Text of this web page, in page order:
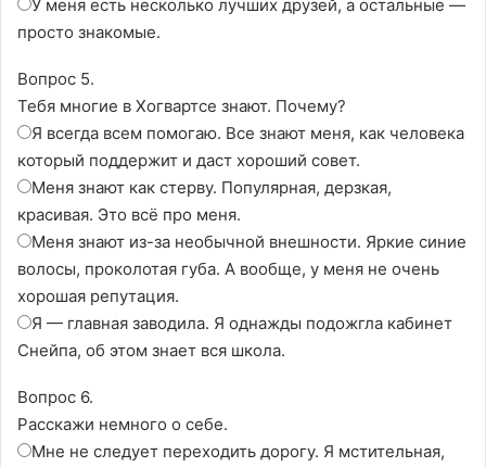
У меня есть несколько лучших друзей, а остальные —
просто знакомые.
Вопрос 5.
Тебя многие в Хогвартсе знают. Почему?
Я всегда всем помогаю. Все знают меня, как человека
который поддержит и даст хороший совет.
Меня знают как стерву. Популярная, дерзкая,
красивая. Это всë про меня.
Меня знают из-за необычной внешности. Яркие синие
волосы, проколотая губа. А вообще, у меня не очень
хорошая репутация.
Я — главная заводила. Я однажды подожгла кабинет
Снейпа, об этом знает вся школа.
Вопрос 6.
Расскажи немного о себе.
Мне не следует переходить дорогу. Я мстительная,